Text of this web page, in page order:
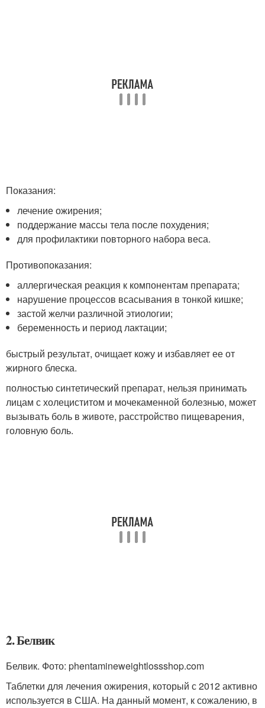
Показания:
лечение ожирения;
поддержание массы тела после похудения;
для профилактики повторного набора веса.
Противопоказания:
аллергическая реакция к компонентам препарата;
нарушение процессов всасывания в тонкой кишке;
застой желчи различной этиологии;
беременность и период лактации;
быстрый результат, очищает кожу и избавляет ее от
жирного блеска.
полностью синтетический препарат, нельзя принимать
лицам с холециститом и мочекаменной болезнью, может
вызывать боль в животе, расстройство пищеварения,
головную боль.
2. Белвик
Белвик. Фото: phentamineweightlossshop.com
Таблетки для лечения ожирения, который с 2012 активно
используется в США. На данный момент, к сожалению, в